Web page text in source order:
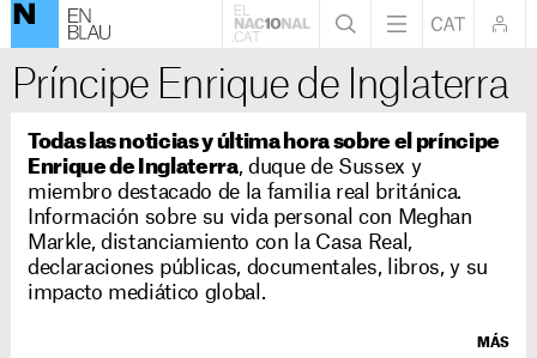
Príncipe Enrique de Inglaterra
Todas las noticias y última hora sobre el príncipe
Enrique de Inglaterra, duque de Sussex y
miembro destacado de la familia real británica.
Información sobre su vida personal con Meghan
Markle, distanciamiento con la Casa Real,
declaraciones públicas, documentales, libros, y su
impacto mediático global.
MÁS